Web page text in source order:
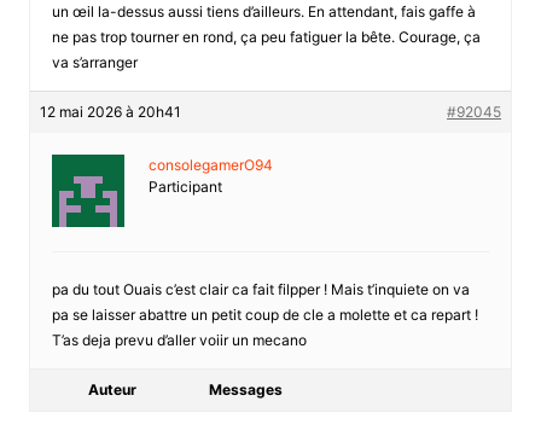
un œil la-dessus aussi tiens d’ailleurs. En attendant, fais gaffe à
ne pas trop tourner en rond, ça peu fatiguer la bête. Courage, ça
va s’arranger
12 mai 2026 à 20h41 #92045
consolegamerO94
Participant
pa du tout Ouais c’est clair ca fait filpper ! Mais t’inquiete on va
pa se laisser abattre un petit coup de cle a molette et ca repart !
T’as deja prevu d’aller voiir un mecano
Auteur Messages